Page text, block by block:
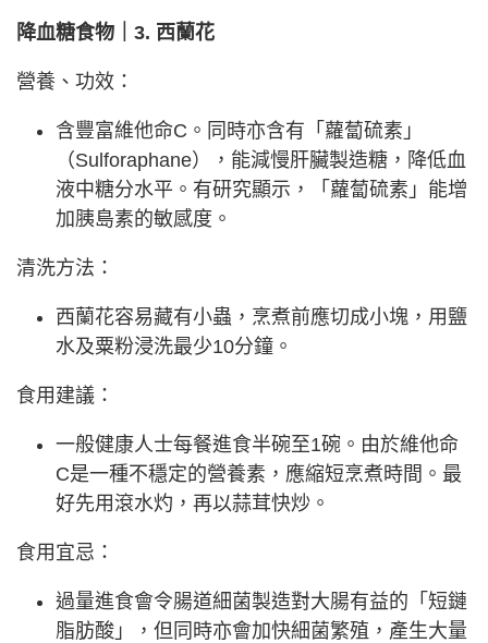
降血糖食物｜3. 西蘭花
營養、功效：
含豐富維他命C。同時亦含有「蘿蔔硫素」
（Sulforaphane），能減慢肝臟製造糖，降低血
液中糖分水平。有研究顯示，「蘿蔔硫素」能增
加胰島素的敏感度。
清洗方法：
西蘭花容易藏有小蟲，烹煮前應切成小塊，用鹽
水及粟粉浸洗最少10分鐘。
食用建議：
一般健康人士每餐進食半碗至1碗。由於維他命
C是一種不穩定的營養素，應縮短烹煮時間。最
好先用滾水灼，再以蒜茸快炒。
食用宜忌：
過量進食會令腸道細菌製造對大腸有益的「短鏈
脂肪酸」，但同時亦會加快細菌繁殖，產生大量